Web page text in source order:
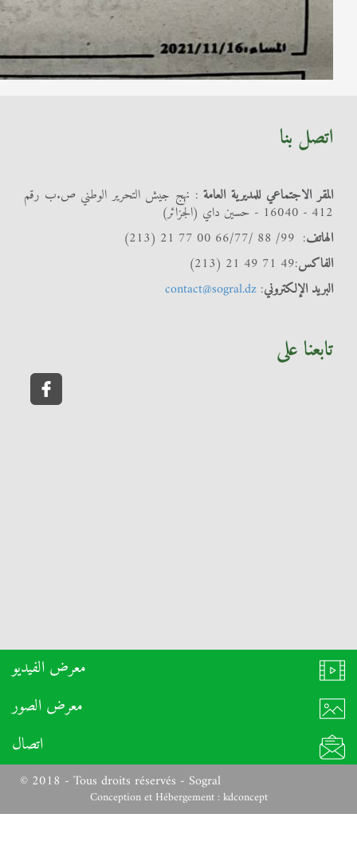
اتصل بنا
المقر الاجتماعي للمديرية العامة : نهج جيش التحرير الوطني ص.ب رقم
412 - 16040 - حسين داي (الجزائر)
الهاتف: 99/ 88 /66/77 00 77 21 (213)
الفاكس:49 71 49 21 (213)
البريد الإلكتروني:
contact@sogral.dz
تابعنا على
معرض الفيديو
معرض الصور
اتصال
© 2018 - Tous droits réservés - Sogral
Conception et Hébergement : kdconcept